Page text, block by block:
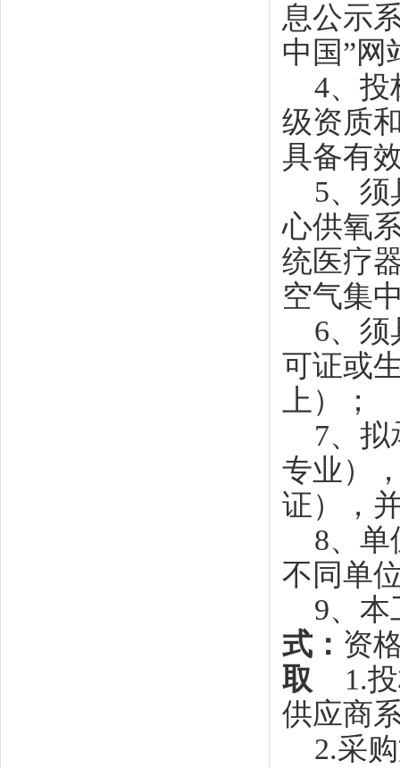
息公示
中国”网
4、投
级资质
具备有
5、须
心供氧
统医疗
空气集
6、须
可证或
上）；
7、拟
专业）
证），
8、单
不同单
9、本
式： 资
取 1.投
供应商
2.采购